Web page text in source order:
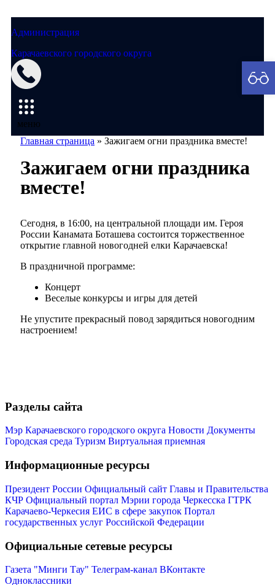
Администрация
Карачаевского городского округа
меню
Главная страница » Зажигаем огни праздника вместе!
Зажигаем огни праздника
вместе!
Сегодня, в 16:00, на центральной площади им. Героя
России Канамата Боташева состоится торжественное
открытие главной новогодней елки Карачаевска!
В праздничной программе:
Концерт
Веселые конкурсы и игры для детей
Не упустите прекрасный повод зарядиться новогодним
настроением!
Разделы сайта
Мэр Карачаевского городского округа Новости Документы
Городская среда Туризм Виртуальная приемная
Информационные ресурсы
Президент России Официальный сайт Главы и Правительства
КЧР Официальный портал Мэрии города Черкесска ГТРК
Карачаево-Черкесия ЕИС в сфере закупок Портал
государственных услуг Российской Федерации
Официальные сетевые ресурсы
Газета "Минги Тау" Телеграм-канал ВКонтакте
Одноклассники
Мэрия